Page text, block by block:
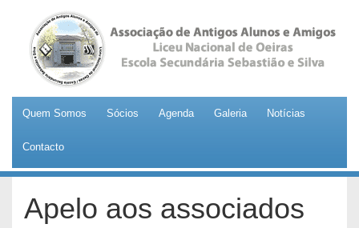
Quem Somos Sócios Agenda Galeria Notícias
Contacto
Apelo aos associados